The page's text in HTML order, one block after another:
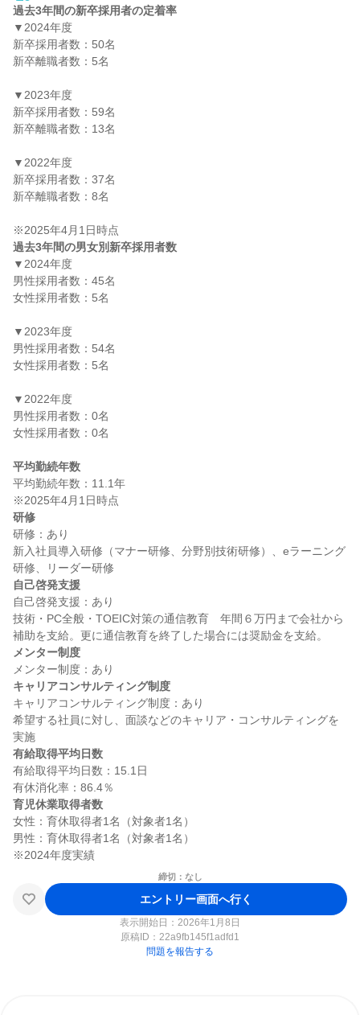
過去3年間の新卒採用者の定着率
▼2024年度
新卒採用者数：50名
新卒離職者数：5名
▼2023年度
新卒採用者数：59名
新卒離職者数：13名
▼2022年度
新卒採用者数：37名
新卒離職者数：8名
過去3年間の男女別新卒採用者数
▼2024年度
男性採用者数：45名
女性採用者数：5名
▼2023年度
男性採用者数：54名
女性採用者数：5名
▼2022年度
男性採用者数：0名
女性採用者数：0名
平均勤続年数
平均勤続年数：11.1年
研修
研修：あり
新入社員導入研修（マナー研修、分野別技術研修）、eラーニング
自己啓発支援
自己啓発支援：あり
技術・PC全般・TOEIC対策の通信教育　年間６万円まで会社から
メンター制度
キャリアコンサルティング制度
キャリアコンサルティング制度：あり
希望する社員に対し、面談などのキャリア・コンサルティングを
有給取得平均日数
有給取得平均日数：15.1日
育児休業取得者数
女性：育休取得者1名（対象者1名）
男性：育休取得者1名（対象者1名）
締切：なし
エントリー画面へ行く
表示開始日：2026年1月8日
原稿ID： 22a9fb145f1adfd1
問題を報告する